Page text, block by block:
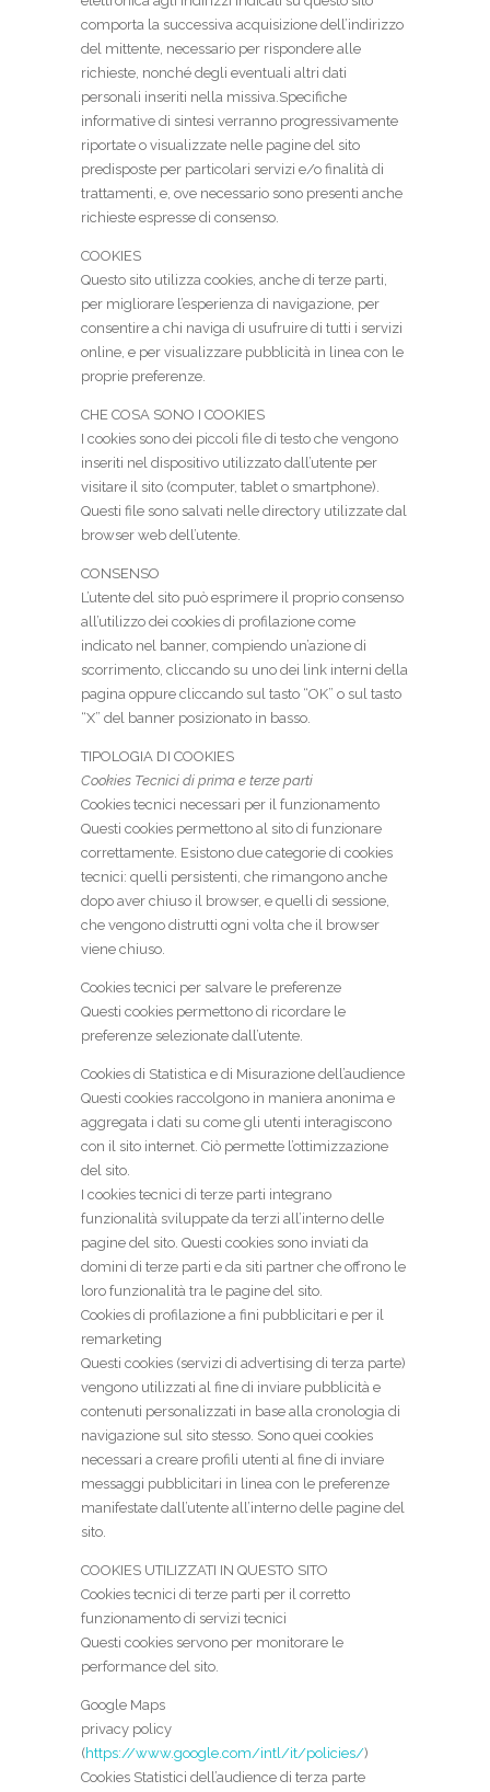
comporta la successiva acquisizione dell’indirizzo
del mittente, necessario per rispondere alle
richieste, nonché degli eventuali altri dati
personali inseriti nella missiva.Specifiche
informative di sintesi verranno progressivamente
riportate o visualizzate nelle pagine del sito
predisposte per particolari servizi e/o finalità di
trattamenti, e, ove necessario sono presenti anche
richieste espresse di consenso.
COOKIES
Questo sito utilizza cookies, anche di terze parti,
per migliorare l’esperienza di navigazione, per
consentire a chi naviga di usufruire di tutti i servizi
online, e per visualizzare pubblicità in linea con le
proprie preferenze.
CHE COSA SONO I COOKIES
I cookies sono dei piccoli file di testo che vengono
inseriti nel dispositivo utilizzato dall’utente per
visitare il sito (computer, tablet o smartphone).
Questi file sono salvati nelle directory utilizzate dal
browser web dell’utente.
CONSENSO
L’utente del sito può esprimere il proprio consenso
all’utilizzo dei cookies di profilazione come
indicato nel banner, compiendo un’azione di
scorrimento, cliccando su uno dei link interni della
pagina oppure cliccando sul tasto “OK” o sul tasto
“X” del banner posizionato in basso.
TIPOLOGIA DI COOKIES
Cookies Tecnici di prima e terze parti
Cookies tecnici necessari per il funzionamento
Questi cookies permettono al sito di funzionare
correttamente. Esistono due categorie di cookies
tecnici: quelli persistenti, che rimangono anche
dopo aver chiuso il browser, e quelli di sessione,
che vengono distrutti ogni volta che il browser
viene chiuso.
Cookies tecnici per salvare le preferenze
Questi cookies permettono di ricordare le
preferenze selezionate dall’utente.
Cookies di Statistica e di Misurazione dell’audience
Questi cookies raccolgono in maniera anonima e
aggregata i dati su come gli utenti interagiscono
con il sito internet. Ciò permette l’ottimizzazione
del sito.
I cookies tecnici di terze parti integrano
funzionalità sviluppate da terzi all’interno delle
pagine del sito. Questi cookies sono inviati da
domini di terze parti e da siti partner che offrono le
loro funzionalità tra le pagine del sito.
Cookies di profilazione a fini pubblicitari e per il
remarketing
Questi cookies (servizi di advertising di terza parte)
vengono utilizzati al fine di inviare pubblicità e
contenuti personalizzati in base alla cronologia di
navigazione sul sito stesso. Sono quei cookies
necessari a creare profili utenti al fine di inviare
messaggi pubblicitari in linea con le preferenze
manifestate dall’utente all’interno delle pagine del
sito.
COOKIES UTILIZZATI IN QUESTO SITO
Cookies tecnici di terze parti per il corretto
funzionamento di servizi tecnici
Questi cookies servono per monitorare le
performance del sito.
Google Maps
privacy policy
(https://www.google.com/intl/it/policies/)
Cookies Statistici dell’audience di terza parte